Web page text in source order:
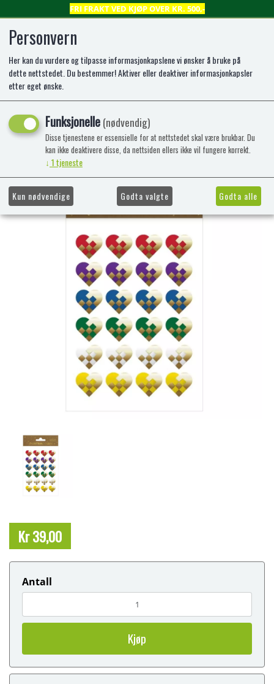
FRI FRAKT VED KJØP OVER KR. 500,-
0
JULEKLISTREMERKER 2 ARK
JULEKURVER
Kr 39,00
Antall
Kjøp
Personvern
Her kan du vurdere og tilpasse informasjonkapslene vi ønsker å bruke på
dette nettstedet. Du bestemmer! Aktiver eller deaktiver informasjonkapsler
etter eget ønske.
Funksjonelle(nødvendig)
Disse tjenestene er essensielle for at nettstedet skal være brukbar. Du
kan ikke deaktivere disse, da nettsiden ellers ikke vil fungere korrekt.
↓ 1tjeneste
Kun nødvendige Godta valgte Godta alle